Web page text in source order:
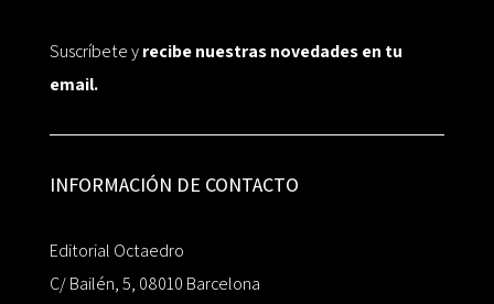
Suscríbete yrecibe nuestras novedades en tu
email.
INFORMACIÓN DE CONTACTO
Editorial Octaedro
C/ Bailén, 5, 08010 Barcelona